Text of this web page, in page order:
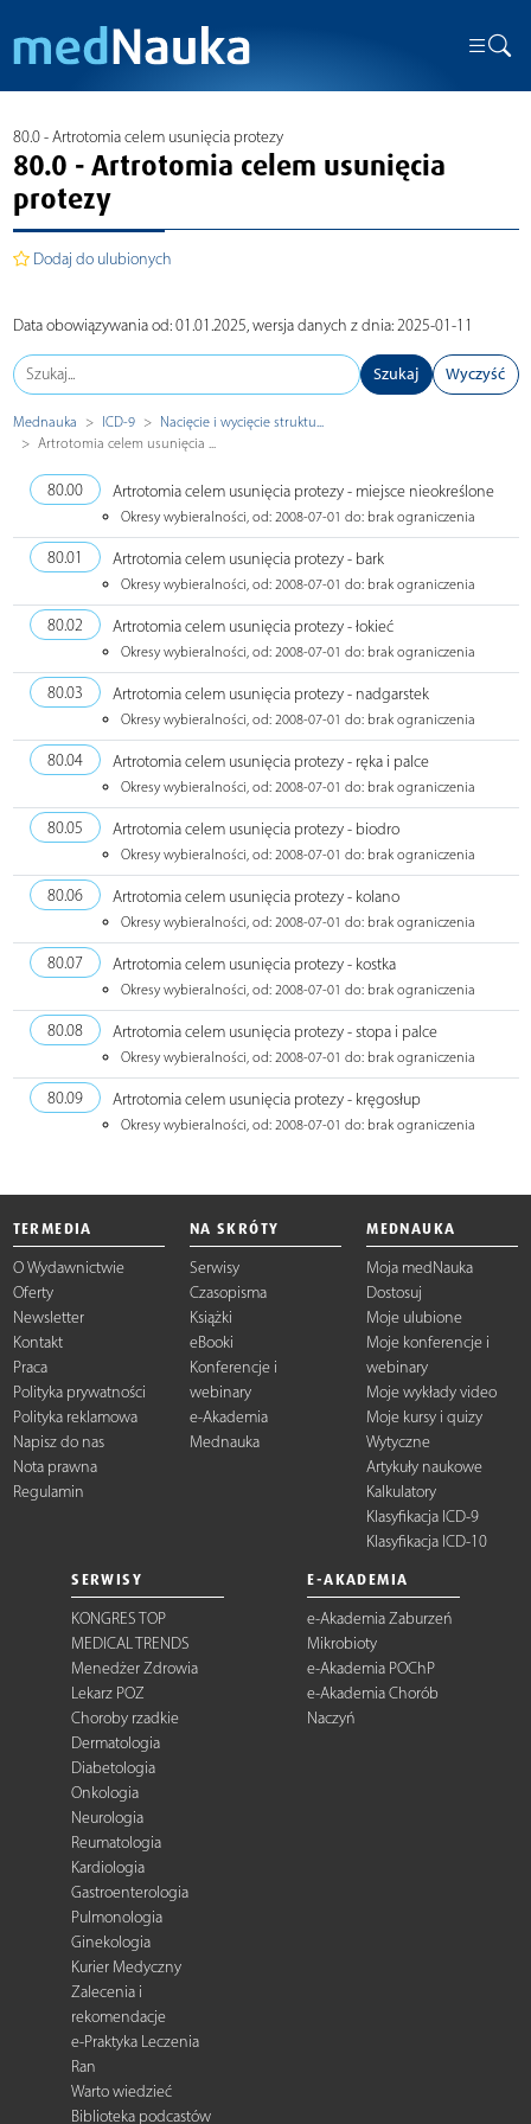
80.0 - Artrotomia celem usunięcia protezy
80.0 - Artrotomia celem usunięcia
protezy
Dodaj do ulubionych
Data obowiązywania od: 01.01.2025, wersja danych z dnia: 2025-01-11
Szukaj Wyczyść
Mednauka ICD-9
Nacięcie i wycięcie struktu...
Artrotomia celem usunięcia ...
80.00 Artrotomia celem usunięcia protezy - miejsce nieokreślone
Okresy wybieralności, od: 2008-07-01 do: brak ograniczenia
80.01 Artrotomia celem usunięcia protezy - bark
Okresy wybieralności, od: 2008-07-01 do: brak ograniczenia
80.02 Artrotomia celem usunięcia protezy - łokieć
Okresy wybieralności, od: 2008-07-01 do: brak ograniczenia
80.03 Artrotomia celem usunięcia protezy - nadgarstek
Okresy wybieralności, od: 2008-07-01 do: brak ograniczenia
80.04 Artrotomia celem usunięcia protezy - ręka i palce
Okresy wybieralności, od: 2008-07-01 do: brak ograniczenia
80.05 Artrotomia celem usunięcia protezy - biodro
Okresy wybieralności, od: 2008-07-01 do: brak ograniczenia
80.06 Artrotomia celem usunięcia protezy - kolano
Okresy wybieralności, od: 2008-07-01 do: brak ograniczenia
80.07 Artrotomia celem usunięcia protezy - kostka
Okresy wybieralności, od: 2008-07-01 do: brak ograniczenia
80.08 Artrotomia celem usunięcia protezy - stopa i palce
Okresy wybieralności, od: 2008-07-01 do: brak ograniczenia
80.09 Artrotomia celem usunięcia protezy - kręgosłup
Okresy wybieralności, od: 2008-07-01 do: brak ograniczenia
TERMEDIA
O Wydawnictwie
Oferty
Newsletter
Kontakt
Praca
Polityka prywatności
Polityka reklamowa
Napisz do nas
Nota prawna
Regulamin
NA SKRÓTY
Serwisy
Czasopisma
Książki
eBooki
Konferencje i
webinary
e-Akademia
Mednauka
MEDNAUKA
Moja medNauka
Dostosuj
Moje ulubione
Moje konferencje i
webinary
Moje wykłady video
Moje kursy i quizy
Wytyczne
Artykuły naukowe
Kalkulatory
Klasyfikacja ICD-9
Klasyfikacja ICD-10
SERWISY
KONGRES TOP
MEDICAL TRENDS
Menedżer Zdrowia
Lekarz POZ
Choroby rzadkie
Dermatologia
Diabetologia
Onkologia
Neurologia
Reumatologia
Kardiologia
Gastroenterologia
Pulmonologia
Ginekologia
Kurier Medyczny
Zalecenia i
rekomendacje
e-Praktyka Leczenia
Ran
Warto wiedzieć
Biblioteka podcastów
E-AKADEMIA
e-Akademia Zaburzeń
Mikrobioty
e-Akademia POChP
e-Akademia Chorób
Naczyń